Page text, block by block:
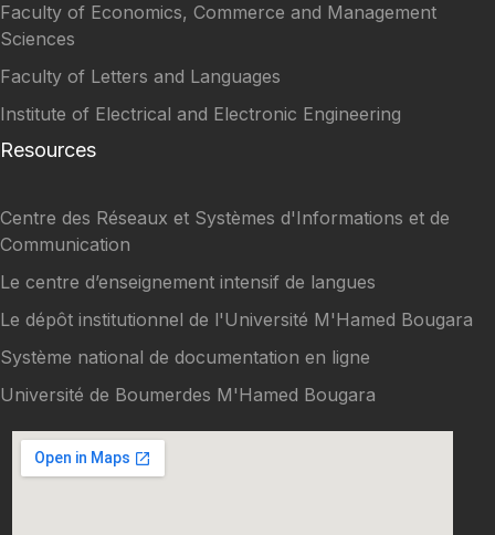
Faculty of Economics, Commerce and Management
Sciences
Faculty of Letters and Languages
Institute of Electrical and Electronic Engineering
Resources
Centre des Réseaux et Systèmes d'Informations et de
Communication
Le centre d’enseignement intensif de langues
Le dépôt institutionnel de l'Université M'Hamed Bougara
Système national de documentation en ligne
Université de Boumerdes M'Hamed Bougara